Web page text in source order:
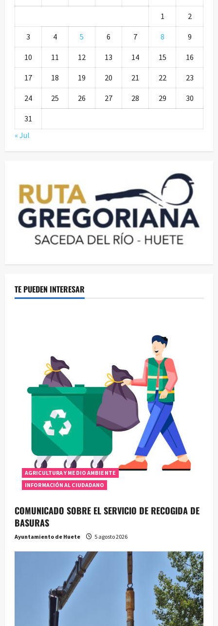
1 2
3 4 5 6 7 8 9
10 11 12 13 14 15 16
17 18 19 20 21 22 23
24 25 26 27 28 29 30
31
« Jul
TE PUEDEN INTERESAR
AGRICULTURA Y MEDIO AMBIENTE
INFORMACIÓN AL CIUDADANO
COMUNICADO SOBRE EL SERVICIO DE RECOGIDA DE
BASURAS
Ayuntamiento de Huete 5 agosto 2026